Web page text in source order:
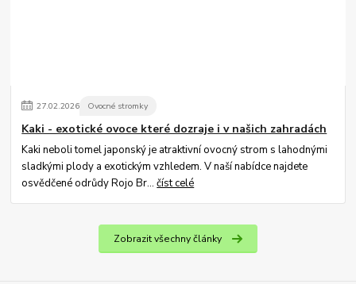
27.02.2026 Ovocné stromky
Kaki - exotické ovoce které dozraje i v našich zahradách
Kaki neboli tomel japonský je atraktivní ovocný strom s lahodnými
sladkými plody a exotickým vzhledem. V naší nabídce najdete
osvědčené odrůdy Rojo Br...číst celé
Zobrazit všechny články